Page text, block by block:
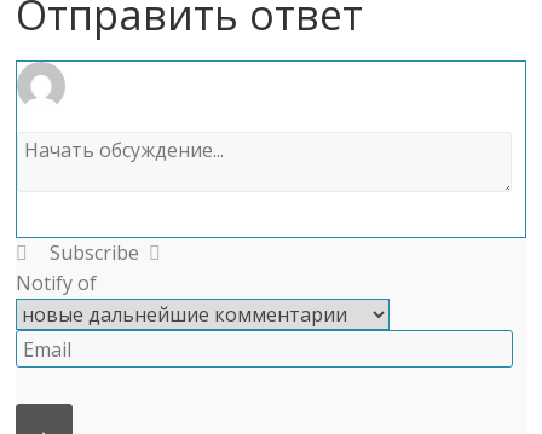
Отправить ответ
Subscribe
Notify of